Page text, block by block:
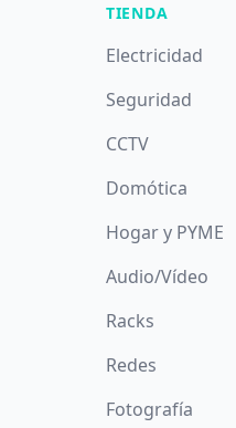
TIENDA
Electricidad
Seguridad
CCTV
Domótica
Hogar y PYME
Audio/Vídeo
Racks
Redes
Fotografía